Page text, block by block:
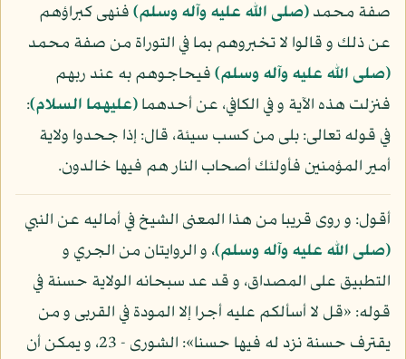
صفة محمد(صلى الله عليه وآله وسلم)فنهى كبراؤهم
عن ذلك و قالوا لا تخبروهم بما في التوراة من صفة محمد
(صلى الله عليه وآله وسلم)فيحاجوهم به عند ربهم
فنزلت هذه الآية و في الكافي، عن أحدهما(عليهما السلام):
في قوله تعالى: بلى من كسب سيئة، قال: إذا جحدوا ولاية
أمير المؤمنين فأولئك أصحاب النار هم فيها خالدون.
أقول: و روى قريبا من هذا المعنى الشيخ في أماليه عن النبي
(صلى الله عليه وآله وسلم)، و الروايتان من الجري و
التطبيق على المصداق، و قد عد سبحانه الولاية حسنة في
قوله: «قل لا أسألكم عليه أجرا إلا المودة في القربى و من
يقترف حسنة نزد له فيها حسنا»: الشورى - 23، و يمكن أن